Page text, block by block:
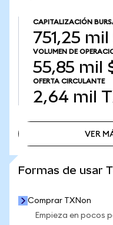
CAPITALIZACIÓN
751,25 mil
VOLUMEN DE
55,85 mil
OFERTA CIRCULANTE
2,64 mil
VER
Formas de usar
Comprar TXNon
Empieza en pocos